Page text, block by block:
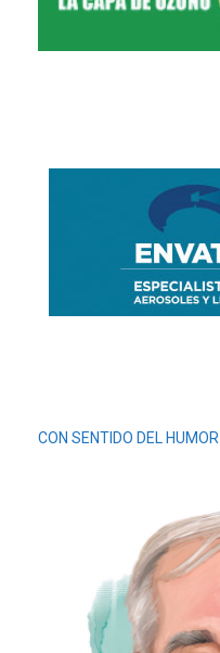
CON SENTIDO DEL HUMOR